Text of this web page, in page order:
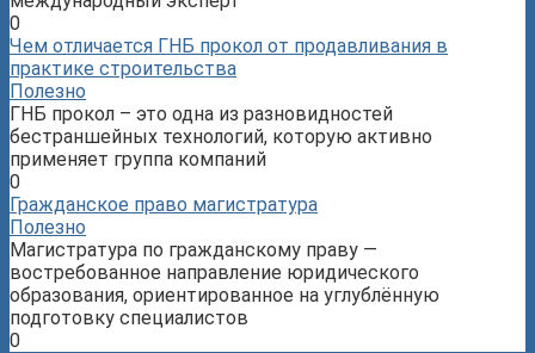
0
Чем отличается ГНБ прокол от продавливания в
практике строительства
Полезно
ГНБ прокол – это одна из разновидностей
бестраншейных технологий, которую активно
применяет группа компаний
0
Гражданское право магистратура
Полезно
Магистратура по гражданскому праву —
востребованное направление юридического
образования, ориентированное на углублённую
подготовку специалистов
0